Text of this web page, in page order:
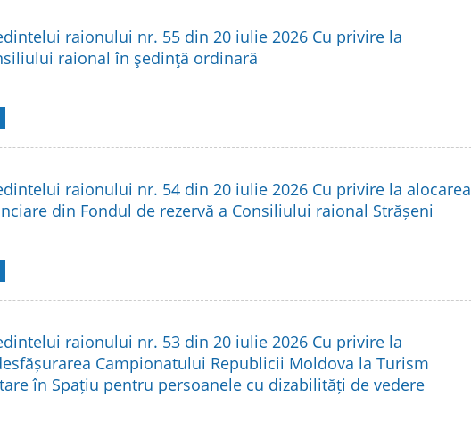
raionului nr. 55 din 20 iulie 2026 Cu privire la
raional în şedinţă ordinară
raionului nr. 54 din 20 iulie 2026 Cu privire la alocarea
din Fondul de rezervă a Consiliului raional Strășeni
raionului nr. 53 din 20 iulie 2026 Cu privire la
Campionatului Republicii Moldova la Turism
în Spațiu pentru persoanele cu dizabilități de vedere